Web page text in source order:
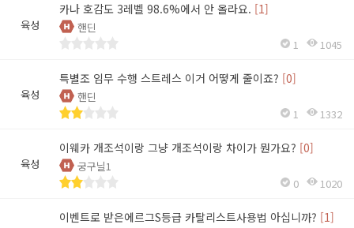
육성
카나 호감도 3레벨 98.6%에서 안 올라요. [1]
핸딘
1
1045
육성
특별조 임무 수행 스트레스 이거 어떻게 줄이죠? [0]
핸딘
1
1332
육성
이웨카 개조석이랑 그냥 개조석이랑 차이가 뭔가요? [0]
궁구닐1
0
1020
이벤트로 받은에르그S등급 카탈리스트사용법 아십니까? [1]